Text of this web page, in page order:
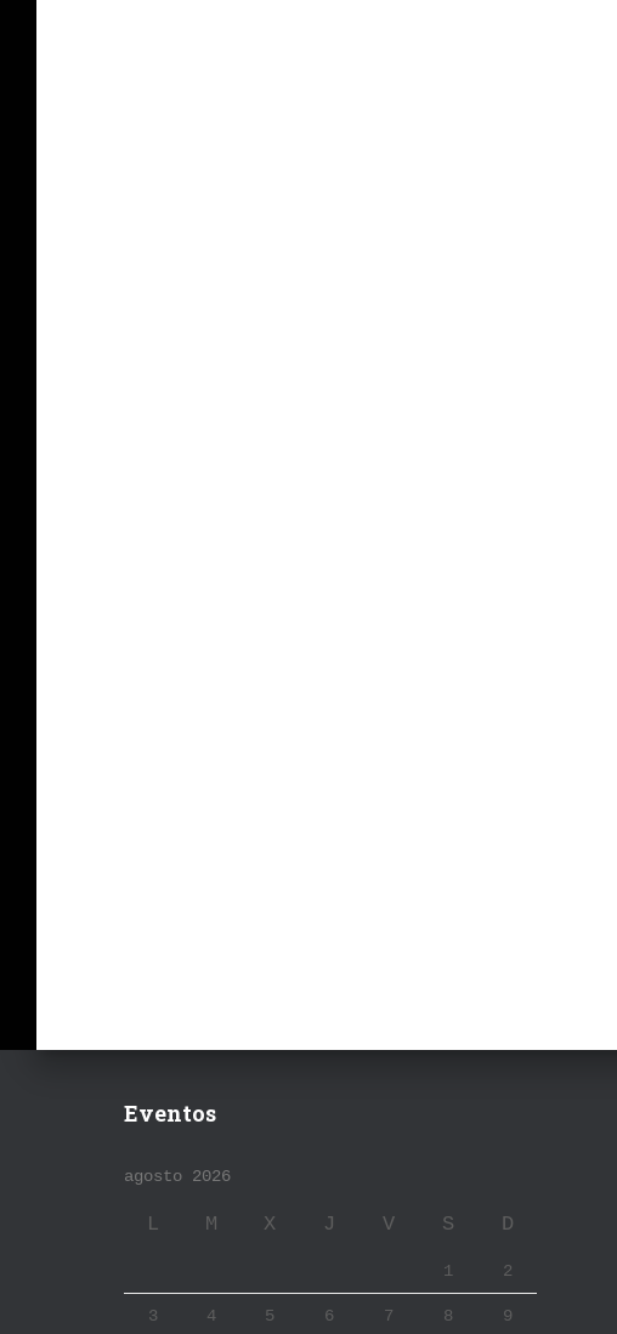
Eventos
agosto 2026
L M X J V S D
1 2
3 4 5 6 7 8 9